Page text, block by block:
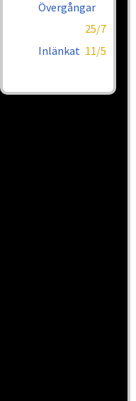
Övergångar
25/7
Inlänkat 11/5